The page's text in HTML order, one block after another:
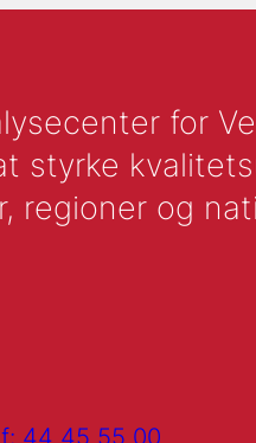
for
styrke
regioner og
44 45 55 00